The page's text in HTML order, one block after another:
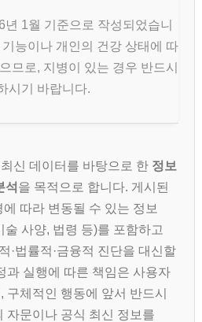
1월 기준으로 작성되었습니
능이나 개인의 건강 상태에 따
므로, 지병이 있는 경우 반드시
시기 바랍니다.
신 데이터를 바탕으로 한 정보
석 을 목적으로 합니다. 게시된
따라 변동될 수 있는 정보
술 사양, 법령 등)를 포함하고
·법률적·금융적 진단을 대신할
과 실행에 따른 책임은 사용자
구체적인 행동에 앞서 반드시
자문이나 공식 최신 정보를